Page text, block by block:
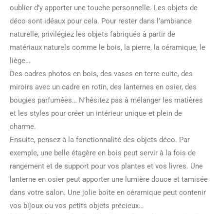
oublier d’y apporter une touche personnelle. Les objets de
déco sont idéaux pour cela. Pour rester dans l’ambiance
naturelle, privilégiez les objets fabriqués à partir de
matériaux naturels comme le bois, la pierre, la céramique, le
liège…
Des cadres photos en bois, des vases en terre cuite, des
miroirs avec un cadre en rotin, des lanternes en osier, des
bougies parfumées… N’hésitez pas à mélanger les matières
et les styles pour créer un intérieur unique et plein de
charme.
Ensuite, pensez à la fonctionnalité des objets déco. Par
exemple, une belle étagère en bois peut servir à la fois de
rangement et de support pour vos plantes et vos livres. Une
lanterne en osier peut apporter une lumière douce et tamisée
dans votre salon. Une jolie boîte en céramique peut contenir
vos bijoux ou vos petits objets précieux…